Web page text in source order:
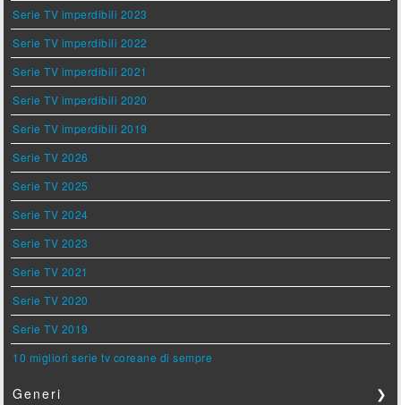
Serie TV imperdibili 2023
Serie TV imperdibili 2022
Serie TV imperdibili 2021
Serie TV imperdibili 2020
Serie TV imperdibili 2019
Serie TV 2026
Serie TV 2025
Serie TV 2024
Serie TV 2023
Serie TV 2021
Serie TV 2020
Serie TV 2019
10 migliori serie tv coreane di sempre
Generi ❯